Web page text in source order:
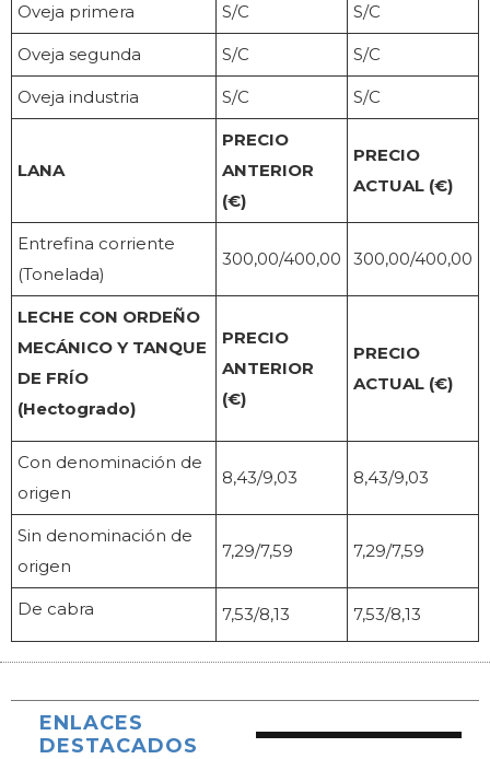
Oveja primera S/C S/C
Oveja segunda S/C S/C
Oveja industria S/C S/C
LANA
PRECIO
ANTERIOR
(€)
PRECIO
ACTUAL (€)
Entrefina corriente
(Tonelada)
300,00/400,00 300,00/400,00
LECHE CON ORDEÑO
MECÁNICO Y TANQUE
DE FRÍO
(Hectogrado)
PRECIO
ANTERIOR
(€)
PRECIO
ACTUAL (€)
Con denominación de
origen
8,43/9,03 8,43/9,03
Sin denominación de
origen
7,29/7,59 7,29/7,59
De cabra 7,53/8,13 7,53/8,13
ENLACES
DESTACADOS